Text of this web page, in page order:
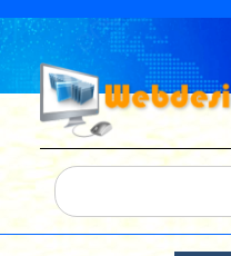
Ga
naar
inhoud
Zoeken
naar: